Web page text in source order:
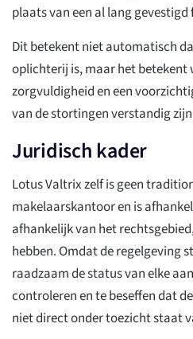
plaats van een al lang
Dit betekent niet automatisch
oplichterij is, maar het betekent
zorgvuldigheid en een
van de stortingen verstandig
Juridisch kader
Lotus Valtrix zelf is geen
makelaarskantoor en is
afhankelijk van het
hebben. Omdat de regelgeving
raadzaam de status van elke
controleren en te beseffen dat
niet direct onder toezicht staat